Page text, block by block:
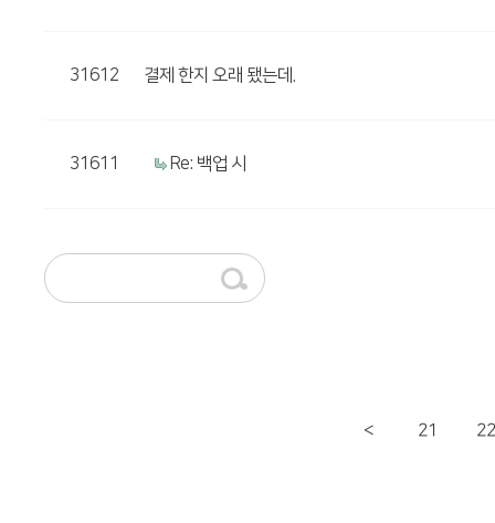
31612 결제 한지 오래 됐는데.
31611 Re: 백업 시
< 21 22